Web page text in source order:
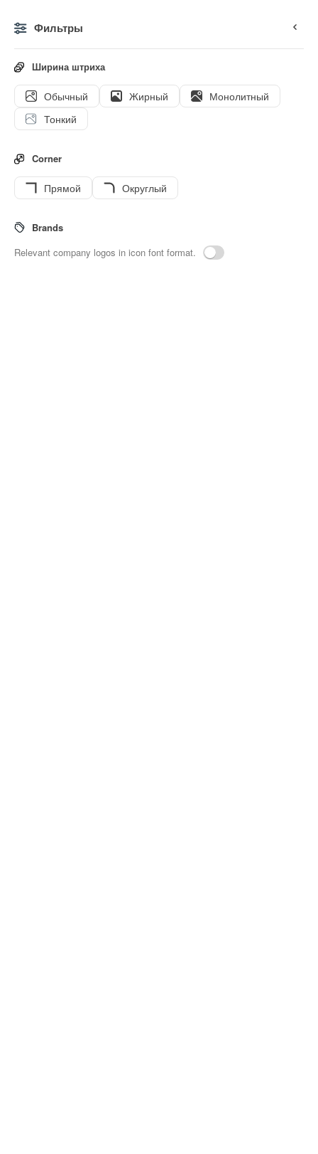
Фильтры
Ширина штриха
Обычный Жирный
Монолитный
Тонкий
Corner
Прямой Округлый
Brands
Relevant company logos in icon font format.
Иконки Стикеры Анимированные иконки Значки
117 Room Interface icons